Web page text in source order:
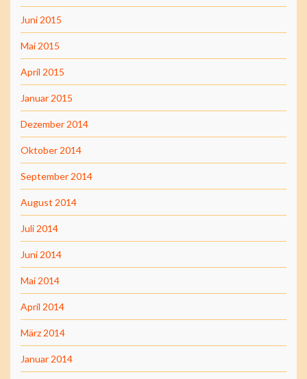
Juni 2015
Mai 2015
April 2015
Januar 2015
Dezember 2014
Oktober 2014
September 2014
August 2014
Juli 2014
Juni 2014
Mai 2014
April 2014
März 2014
Januar 2014